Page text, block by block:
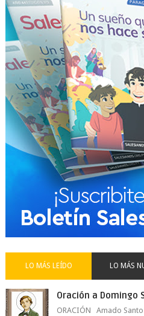
LO MÁS LEÍDO LO MÁS
Oración a Domingo
ORACIÓN Amado